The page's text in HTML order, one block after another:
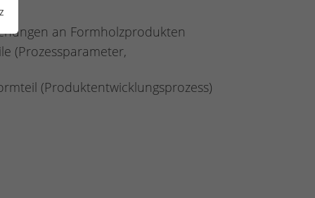
an Formholzprodukten
(Prozessparameter,
(Produktentwicklungsprozess)